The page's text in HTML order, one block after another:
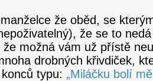
že oběd, se
že se to
možná vám už přístě
drobných křivdiček,
typu: „Miláčku bolí